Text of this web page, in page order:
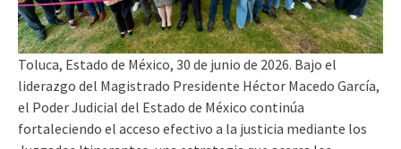
Toluca, Estado de México, 30 de junio de 2026. Bajo el
liderazgo del Magistrado Presidente Héctor Macedo García,
el Poder Judicial del Estado de México continúa
fortaleciendo el acceso efectivo a la justicia mediante los